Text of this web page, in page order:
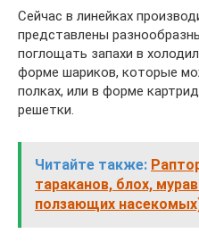
Сейчас в линейках
представлены
поглощать запахи в
форме шариков, которые
полках, или в форме
решетки.
Читайте также:
тараканов, блох,
ползающих